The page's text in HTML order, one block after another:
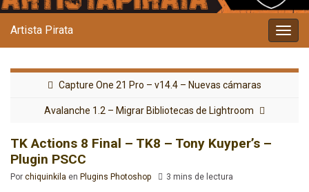
la
Artista Pirata
Capture One 21 Pro – v14.4 – Nuevas cámaras
Avalanche 1.2 – Migrar Bibliotecas de Lightroom
TK Actions 8 Final – TK8 – Tony Kuyper’s –
Plugin PSCC
Por chiquinkila en Plugins Photoshop 3 mins de lectura